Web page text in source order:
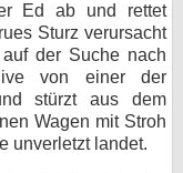
Ed ab und rettet
Sturz verursacht
der Suche nach
von einer der
stürzt aus dem
Wagen mit Stroh
unverletzt landet.